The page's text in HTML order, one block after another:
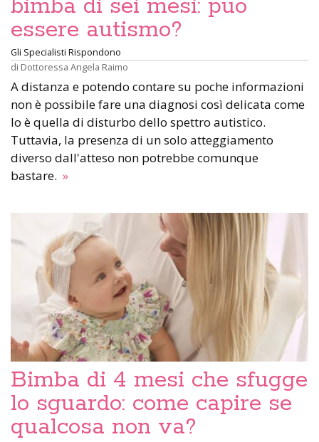
bimba di sei mesi: può
essere autismo?
Gli Specialisti Rispondono
di Dottoressa Angela Raimo
A distanza e potendo contare su poche informazioni
non è possibile fare una diagnosi così delicata come
lo è quella di disturbo dello spettro autistico.
Tuttavia, la presenza di un solo atteggiamento
diverso dall'atteso non potrebbe comunque
bastare. »
Bimba di 4 mesi che sfugge
lo sguardo: come capire se
qualcosa non va?